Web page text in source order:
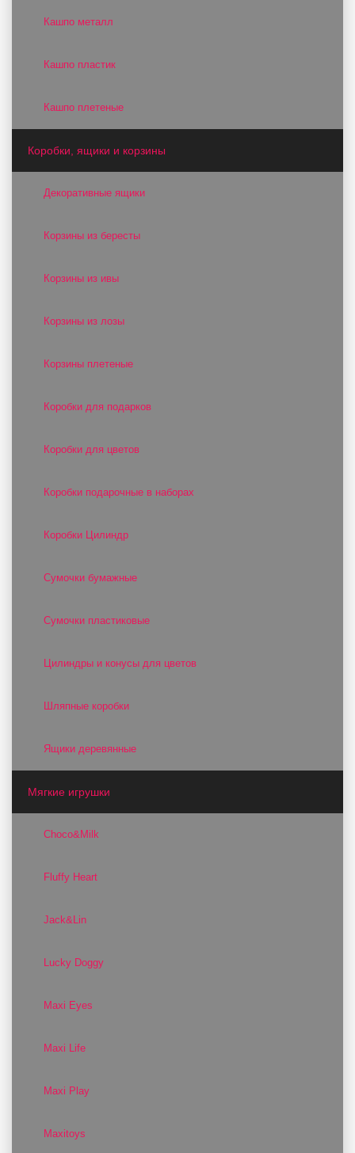
Кашпо металл
Кашпо пластик
Кашпо плетеные
Коробки, ящики и корзины
Декоративные ящики
Корзины из бересты
Корзины из ивы
Корзины из лозы
Корзины плетеные
Коробки для подарков
Коробки для цветов
Коробки подарочные в наборах
Коробки Цилиндр
Сумочки бумажные
Сумочки пластиковые
Цилиндры и конусы для цветов
Шляпные коробки
Ящики деревянные
Мягкие игрушки
Choco&Milk
Fluffy Heart
Jack&Lin
Lucky Doggy
Maxi Eyes
Maxi Life
Maxi Play
Maxitoys